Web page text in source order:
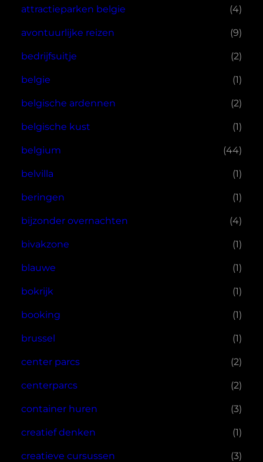
attractieparken belgie (4)
avontuurlijke reizen (9)
bedrijfsuitje (2)
belgie (1)
belgische ardennen (2)
belgische kust (1)
belgium (44)
belvilla (1)
beringen (1)
bijzonder overnachten (4)
bivakzone (1)
blauwe (1)
bokrijk (1)
booking (1)
brussel (1)
center parcs (2)
centerparcs (2)
container huren (3)
creatief denken (1)
creatieve cursussen (3)